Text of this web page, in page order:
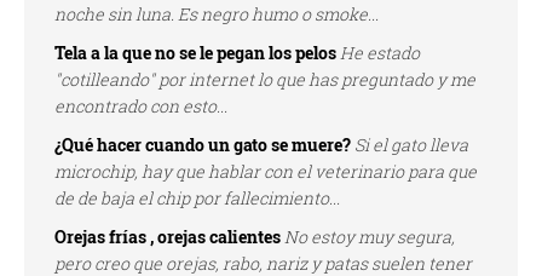
noche sin luna. Es negro humo o smoke...
Tela a la que no se le pegan los pelosHe estado
"cotilleando" por internet lo que has preguntado y me
encontrado con esto...
¿Qué hacer cuando un gato se muere? Si el gato lleva
microchip, hay que hablar con el veterinario para que
de de baja el chip por fallecimiento...
Orejas frías , orejas calientesNo estoy muy segura,
pero creo que orejas, rabo, nariz y patas suelen tener